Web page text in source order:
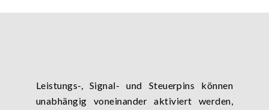
Leistungs-, Signal- und Steuerpins können
unabhängig voneinander aktiviert werden,